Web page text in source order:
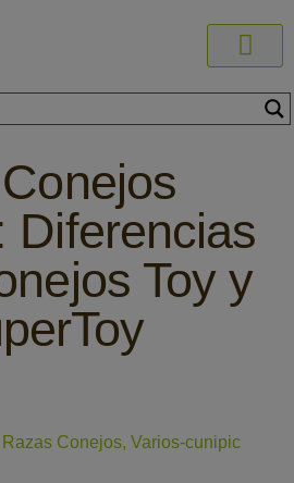
Diferencias
Toy y
Razas Conejos, Varios-cunipic